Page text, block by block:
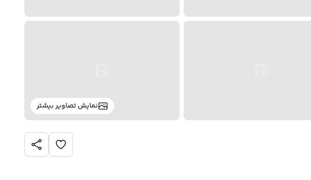
نمایش تصاویر بیشتر